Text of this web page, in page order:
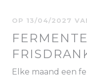
OP 13/04/2027
Elke maand een